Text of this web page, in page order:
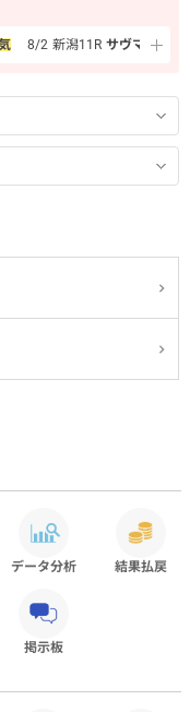
8/2 新潟11R サヴマ 3着10番
データ分析 結果払戻
掲示板